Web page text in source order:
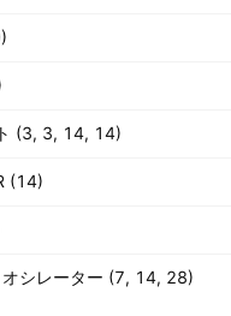
(3, 3, 14, 14)
(14)
シレーター (7, 14, 28)